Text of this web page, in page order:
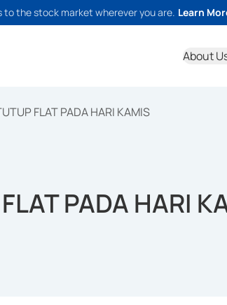
the stock market wherever you are. Learn
About
FLAT PADA HARI KAMIS
PADA HARI